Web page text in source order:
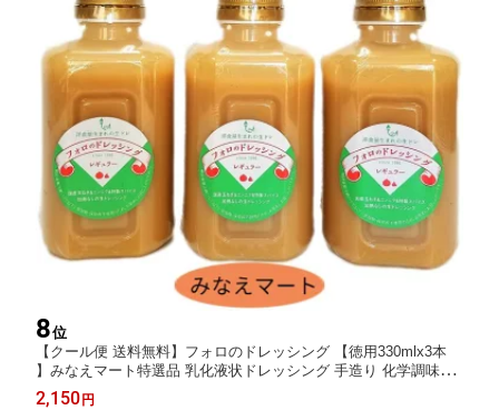
8位
【クール便 送料無料】フォロのドレッシング 【徳用330mlx3本
】みなえマート特選品 乳化液状ドレッシング 手造り 化学調味料
無添加 保存料無添加【サンキュー社】
2,150円